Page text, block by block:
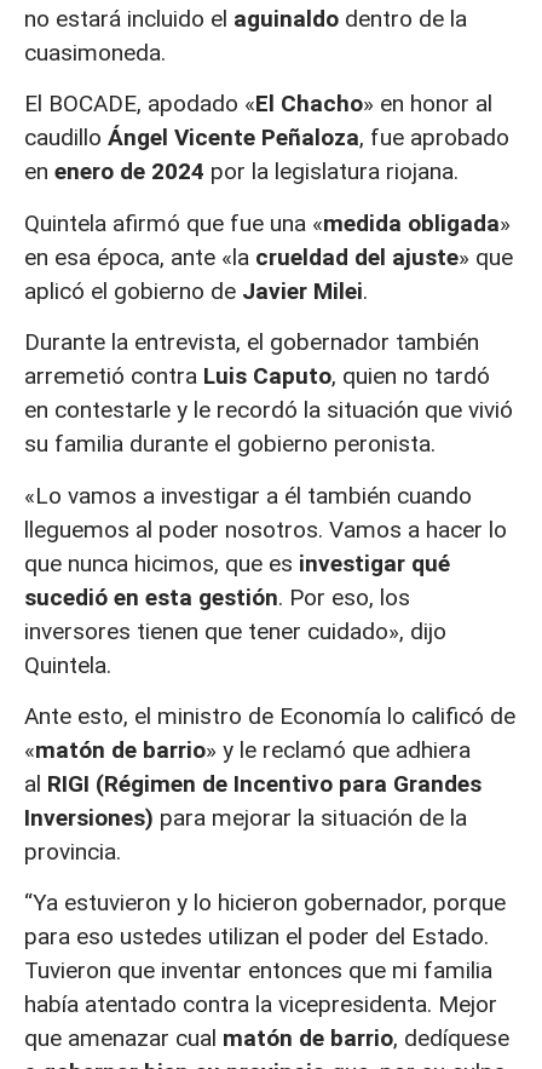
no estará incluido el aguinaldo dentro de la
cuasimoneda.
El BOCADE, apodado «El Chacho» en honor al
caudillo Ángel Vicente Peñaloza, fue aprobado
en enero de 2024 por la legislatura riojana.
Quintela afirmó que fue una «medida obligada»
en esa época, ante «la crueldad del ajuste» que
aplicó el gobierno de Javier Milei.
Durante la entrevista, el gobernador también
arremetió contra Luis Caputo, quien no tardó
en contestarle y le recordó la situación que vivió
su familia durante el gobierno peronista.
«Lo vamos a investigar a él también cuando
lleguemos al poder nosotros. Vamos a hacer lo
que nunca hicimos, que es investigar qué
sucedió en esta gestión. Por eso, los
inversores tienen que tener cuidado», dijo
Quintela.
Ante esto, el ministro de Economía lo calificó de
«matón de barrio» y le reclamó que adhiera
al RIGI (Régimen de Incentivo para Grandes
Inversiones) para mejorar la situación de la
provincia.
“Ya estuvieron y lo hicieron gobernador, porque
para eso ustedes utilizan el poder del Estado.
Tuvieron que inventar entonces que mi familia
había atentado contra la vicepresidenta. Mejor
que amenazar cual matón de barrio, dedíquese